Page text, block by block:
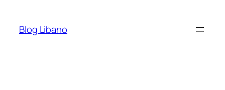
Blog Libano